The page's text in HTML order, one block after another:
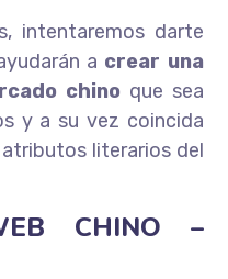
intentaremos darte
a crear una
chinoque sea
y a su vez coincida
literarios del
CHINO –